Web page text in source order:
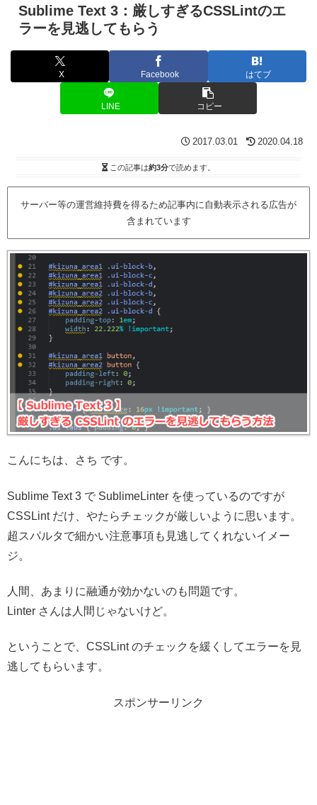
Sublime Text 3：厳しすぎるCSSLintのエ
ラーを見逃してもらう
X Facebook はてブ
LINE コピー
2017.03.01 2020.04.18
この記事は約3分で読めます。
サーバー等の運営維持費を得るため記事内に自動表示される広告が
含まれています
こんにちは、さち です。
Sublime Text 3 で SublimeLinter を使っているのですが
CSSLint だけ、やたらチェックが厳しいように思います。
超スパルタで細かい注意事項も見逃してくれないイメー
ジ。
人間、あまりに融通が効かないのも問題です。
Linter さんは人間じゃないけど。
ということで、CSSLint のチェックを緩くしてエラーを見
逃してもらいます。
スポンサーリンク